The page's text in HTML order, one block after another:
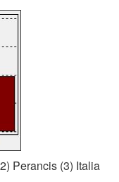
Perancis (3) Italia